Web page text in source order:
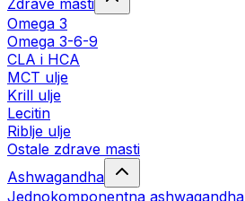
Zdrave masti
Omega 3
Omega 3-6-9
CLA i HCA
MCT ulje
Krill ulje
Lecitin
Riblje ulje
Ostale zdrave masti
Ashwagandha
Jednokomponentna ashwagandha